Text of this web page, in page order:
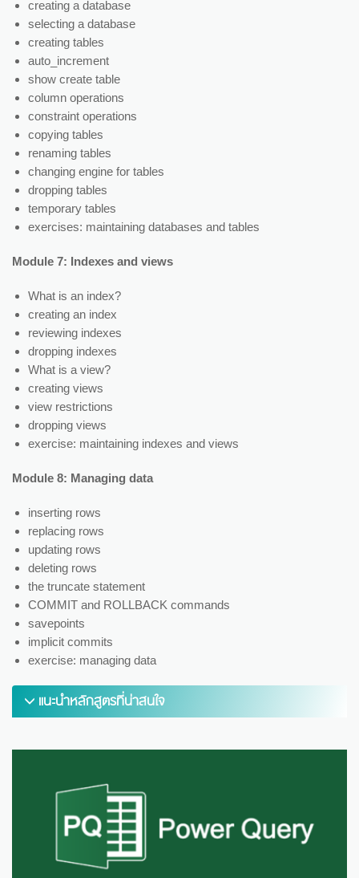
creating a database
selecting a database
creating tables
auto_increment
show create table
column operations
constraint operations
copying tables
renaming tables
changing engine for tables
dropping tables
temporary tables
exercises: maintaining databases and tables
Module 7: Indexes and views
What is an index?
creating an index
reviewing indexes
dropping indexes
What is a view?
creating views
view restrictions
dropping views
exercise: maintaining indexes and views
Module 8: Managing data
inserting rows
replacing rows
updating rows
deleting rows
the truncate statement
COMMIT and ROLLBACK commands
savepoints
implicit commits
exercise: managing data
แนะนำหลักสูตรที่น่าสนใจ